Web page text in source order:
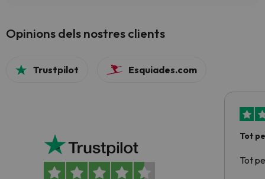
Opinions dels nostres clients
Trustpilot Esquiades.com
Tot
Tot